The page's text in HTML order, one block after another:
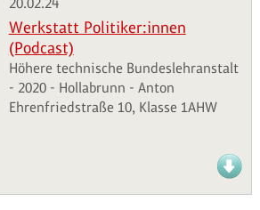
Werkstatt Politiker:innen
(Podcast)
Höhere technische Bundeslehranstalt
- 2020 - Hollabrunn - Anton
Ehrenfriedstraße 10, Klasse 1AHW